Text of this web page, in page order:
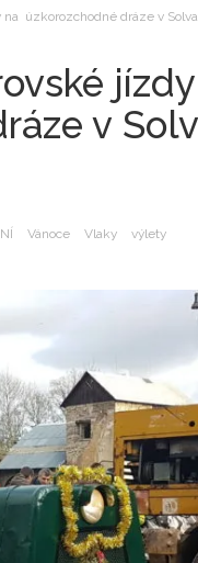
úzkorozchodné dráze v
v
Vánoce Vlaky výlety